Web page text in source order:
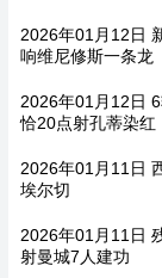
2026年01月12日
响维尼修斯一条龙
2026年01月12日
恰20点射孔蒂染红
2026年01月11日
埃尔切
2026年01月11日
射曼城7人建功